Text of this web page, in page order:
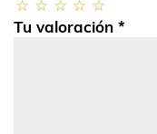
Tu valoración *